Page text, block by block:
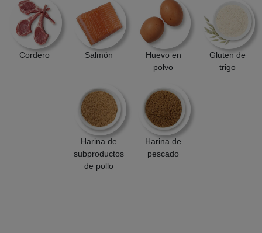
Cordero Salmón
Huevo en
polvo
Gluten de
trigo
Harina de
subproductos
de pollo
Harina de
pescado